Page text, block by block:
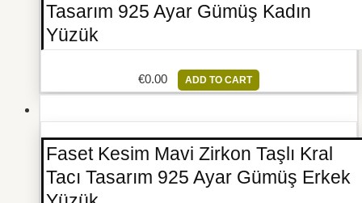
Tasarım 925 Ayar Gümüş Kadın
Yüzük
€0.00 ADD TO CART
Faset Kesim Mavi Zirkon Taşlı Kral
Tacı Tasarım 925 Ayar Gümüş Erkek